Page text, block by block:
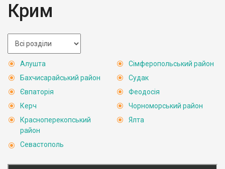
Крим
Алушта
Бахчисарайський район
Євпаторія
Керч
Красноперекопський
район
Севастополь
Сімферопольський район
Судак
Феодосія
Чорноморський район
Ялта